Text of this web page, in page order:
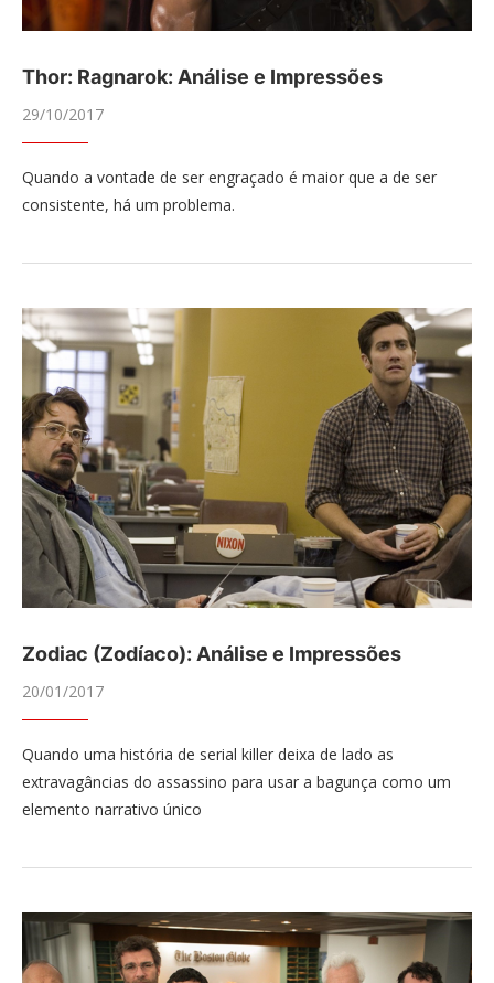
Thor: Ragnarok: Análise e Impressões
29/10/2017
Quando a vontade de ser engraçado é maior que a de ser
consistente, há um problema.
Zodiac (Zodíaco): Análise e Impressões
20/01/2017
Quando uma história de serial killer deixa de lado as
extravagâncias do assassino para usar a bagunça como um
elemento narrativo único